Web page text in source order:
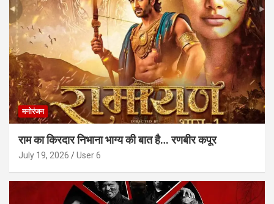
मनोरंजन
राम का किरदार निभाना भाग्य की बात है… रणबीर कपूर
July 19, 2026 User 6